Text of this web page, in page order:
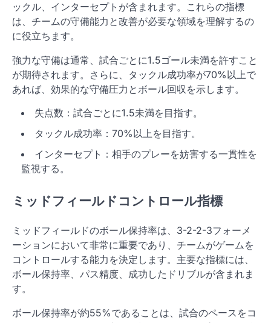
ックル、インターセプトが含まれます。これらの指標
は、チームの守備能力と改善が必要な領域を理解するの
に役立ちます。
強力な守備は通常、試合ごとに1.5ゴール未満を許すこと
が期待されます。さらに、タックル成功率が70%以上で
あれば、効果的な守備圧力とボール回収を示します。
失点数：試合ごとに1.5未満を目指す。
タックル成功率：70%以上を目指す。
インターセプト：相手のプレーを妨害する一貫性を
監視する。
ミッドフィールドコントロール指標
ミッドフィールドのボール保持率は、3-2-2-3フォーメ
ーションにおいて非常に重要であり、チームがゲームを
コントロールする能力を決定します。主要な指標には、
ボール保持率、パス精度、成功したドリブルが含まれま
す。
ボール保持率が約55%であることは、試合のペースをコ